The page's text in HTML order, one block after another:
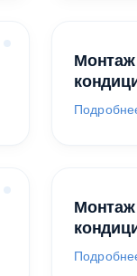
Монтаж
Монтаж